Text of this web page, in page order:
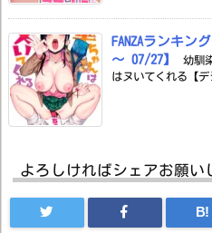
FANZAランキン
～ 07/27】
幼馴
はヌいてくれる【
よろしければシェアお願い
B!